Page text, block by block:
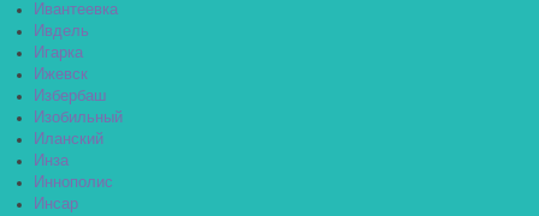
Ивантеевка
Ивдель
Игарка
Ижевск
Избербаш
Изобильный
Иланский
Инза
Иннополис
Инсар